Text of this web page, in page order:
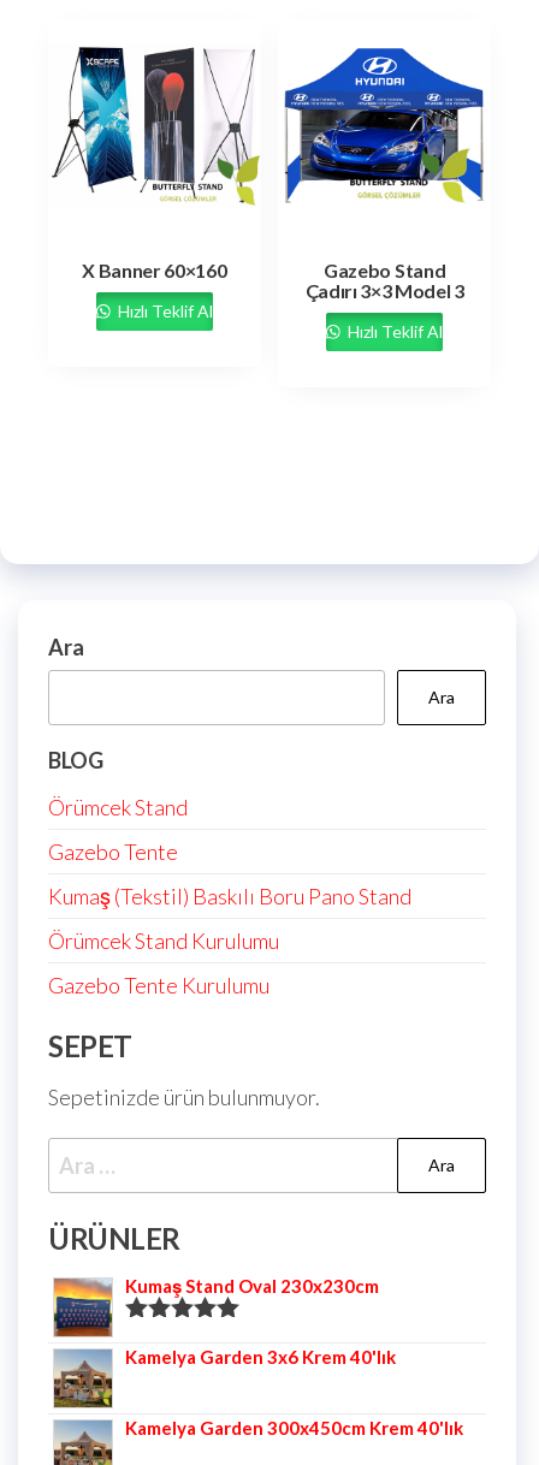
X Banner 60×160
Hızlı Teklif Al
Gazebo Stand
Çadırı 3×3 Model 3
Hızlı Teklif Al
Ara
Ara
BLOG
Örümcek Stand
Gazebo Tente
Kumaş (Tekstil) Baskılı Boru Pano Stand
Örümcek Stand Kurulumu
Gazebo Tente Kurulumu
SEPET
Sepetinizde ürün bulunmuyor.
ÜRÜNLER
Kumaş Stand Oval 230x230cm
5.00oy aldı
Kamelya Garden 3x6 Krem 40'lık
Kamelya Garden 300x450cm Krem 40'lık